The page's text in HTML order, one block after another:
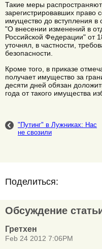
Такие меры
зарегистрировавших право
имущество до вступления
"О внесении изменений в
Российской Федерации" от
уточнял, в частности,
безопасности.
Кроме того, в приказе
получает имущество за
десяти дней обязан
года от такого имущества
"Путинг" в Лужниках: Нас
не свозили
Поделиться:
Обсуждение
Гретхен
Feb 24 2012 7:06PM